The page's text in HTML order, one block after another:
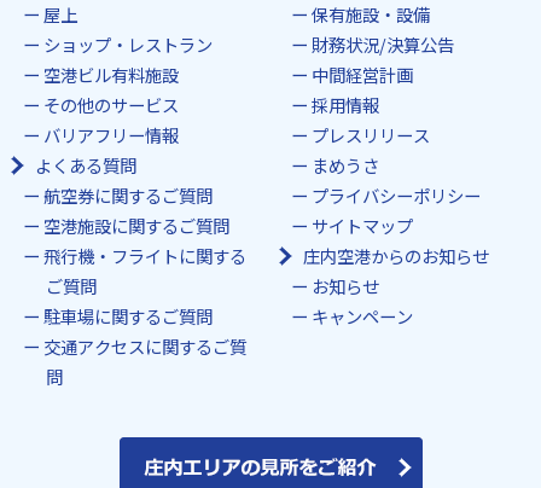
屋上
ショップ・レストラン
空港ビル有料施設
その他のサービス
バリアフリー情報
よくある質問
航空券に関するご質問
空港施設に関するご質問
飛行機・フライトに関する
ご質問
駐車場に関するご質問
交通アクセスに関するご質
問
保有施設・設備
財務状況/決算公告
中間経営計画
採用情報
プレスリリース
まめうさ
プライバシーポリシー
サイトマップ
庄内空港からのお知らせ
お知らせ
キャンペーン